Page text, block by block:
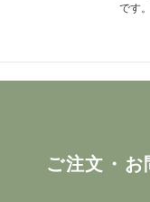
です。
ご注文・お